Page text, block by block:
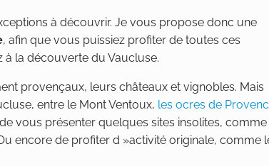
à découvrir. Je vous propose donc une
, afin que vous puissiez profiter de toutes ces
à la découverte du Vaucluse.
provençaux, leurs châteaux et vignobles. Mais
entre le Mont Ventoux, les ocres de
vous présenter quelques sites insolites, comme
encore de profiter d »activité originale, comme